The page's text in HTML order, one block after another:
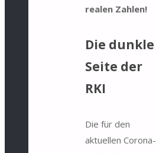
realen Zahlen!
Die dunkle
Seite der
RKI
Die für den
aktuellen Corona-